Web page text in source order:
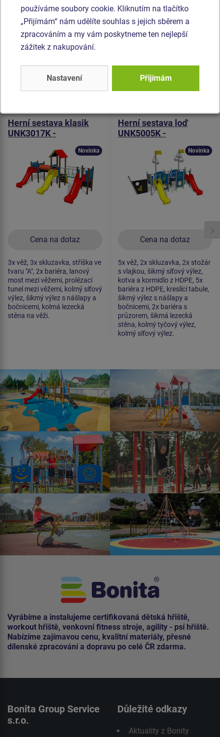
pro kůži na rukou. Prolézací tunel je vyroben z HDPE
(celoprobarvený polyethylen, který se vyznačuje vysokou
barevnou stálostí a odolností proti UV záření). Veškerý
spojovací materiál je pozinkovaný nebo nerezový.
Podobné zboží
Herní sestava klasik
UNK3017K -
Cena na dotaz
Novinka
3x věž, 3x skluzavka, stříška ve
tvaru "A", 2x bariéra, lanový
most mezi věžemi, prolézací
tunel mezi věžemi, kolmý síťový
výlez, šikmý výlez s nášlapy a
bočnicemi, kolmá lezecká
stěna na věži.
Herní sestava loď
UNK5005K -
Cena na dotaz
Novinka
5x věž, 2x skluzavka, 2x stožár
s vlajkou, šikmý síťový výlez,
kotva a kormidlo z HDPE, 5x
bariéra z HDPE, kreslící tabule,
šikmý výlez s nášlapy a
bočnicemi, 2x bariéra s
průzorem, šikmá lezecká
stěna, kolmý tyčový výlez,
kolmý síťový výlez.
Vyrábíme a instalujeme certifikovaná dětská hřiště,
workout hřiště, venkovní fitness stroje, agility - psí hřiště.
Nabízíme zajímavou cenu, kvalitní materiály, přesné
dílenské zpracování a dopravu po celé ČR zdarma.
Bonita Group Service
s.r.o.
Důležité odkazy
Aktuality z Bonity
používáme soubory cookie. Kliknutím na tlačítko
„Přijímám“ nám udělíte souhlas s jejich sběrem a
zpracováním a my vám poskytneme ten nejlepší
zážitek z nakupování.
Nastavení Přijímám